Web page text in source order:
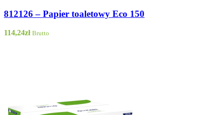
812126 – Papier toaletowy Eco 150
114,24zł Brutto